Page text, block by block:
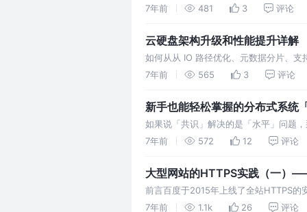
返了。 今天我们生活在虚拟化和弹性计
7年前 481 3 评论
云硬盘架构升级和性能提升详解
如何从从 IO 路径优化、元数据分片、
提供高可用、高可靠、持久化的数据块
7年前 565 3 评论
新手也能轻松掌握的分布式系统
如果说「共识」解决的是「水平」问题
舞。 事务只是一个计算机术语，其实事
7年前 572 12 评论
大型网站的HTTPS实践（一）
前言百度于2015年上线了全站HTTPS的
篇系列文章，为大家重点介绍和解析百
7年前 1.1k 26 评论